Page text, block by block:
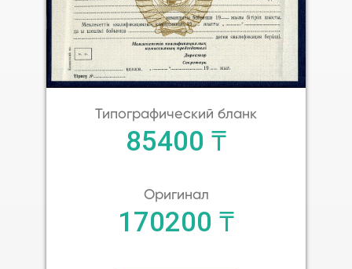
Типографический бланк
85400 ₸
Оригинал
170200 ₸